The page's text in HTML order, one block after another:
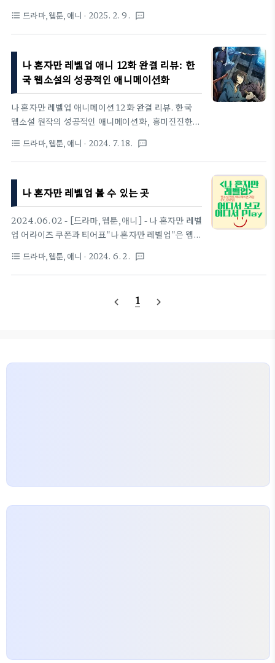
미 여왕을 쓰러뜨리고,그녀의 직속 지휘관인 ‘베르’를
그림자로 소환하는 장면이 그려진다.베..
벌어진 사건을 통해 그의 전투력이 처음으로 노출되었
으며, 그림자 군단의 등장은 앞으로의 전개를 더욱 기
대하게 만들었다.헌터스 길드 2군과 함께 A급 던전에
참여하게 된 성진우. 원래는 포터(짐꾼) 역할을 맡았
지만, 예상보다 훨씬 강한 몬스터들이 등장하면서 상
황이 급변했다. 2군 헌터들은 생존이 어려울 정도로
밀렸고, 성진우는 결국 나서게 된다. 특히 보스 몬스터
를 마주하자 그의 승부욕이 발동되었고, 그림자 군단
과 헌터협회 측에서는 성진우라는 수수께끼의 헌터를
추적하고 있었고, 던전 내부로 진입하..
format_list_bulleted 드라마,웹툰,애니 · 2025. 2. 9. textsms
나 혼자만 레벨업 애니 12화 완결 리뷰: 한
국 웹소설의 성공적인 애니메이션화
나 혼자만 레벨업 애니메이션 12화 완결 리뷰. 한국
웹소설 원작의 성공적인 애니메이션화, 흥미진진한
분석합니다.작품 개요 및 전반적인 평가'나 혼자만 레
벨업'은 한국 웹소설을 원작으로 한 애니메이션으로,
2023년 7월부터 9월까지 방영된 총 12화의 작품입
니다. 이 애니메이션은 한국 웹소설의 특징인 '게임적
요소'와 '성장'을 잘 살린 작품으로 평가받고 있습니
다.전반적으로 이 애니메이션은 원작의 핵심을 잘 살
려내며, 흥미진진한 스토리 전개와 화려한 액션 신으
장 과정이 극적으로 그려졌고, 세계관의 확장과 함께
이야기가 더욱 복잡해지는 전개가 인상적이었습니다.
format_list_bulleted 드라마,웹툰,애니 · 2024. 7. 18. textsms
나 혼자만 레벨업 볼 수 있는 곳
2024.06.02 - [드라마,웹툰,애니] - 나 혼자만 레벨
업 어라이즈 쿠폰과 티어표"나 혼자만 레벨업"은 웹소
있는 인기 작품입니다. 각 형태별로 어디서 볼 수 있는
지 안내해 드리겠습니다.1. 웹소설 나 혼자만 레벨업:
업"은 2016년 3월 25일 문피아에서 처음 웹소설로
만 레벨업" 웹소설은 다양한 플랫폼에서 읽을 수 있습
format_list_bulleted 드라마,웹툰,애니 · 2024. 6. 2. textsms
navigate_before 1 navigate_next